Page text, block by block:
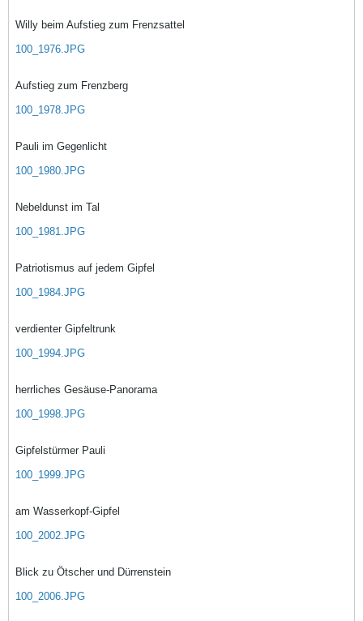
Willy beim Aufstieg zum Frenzsattel
100_1976.JPG
Aufstieg zum Frenzberg
100_1978.JPG
Pauli im Gegenlicht
100_1980.JPG
Nebeldunst im Tal
100_1981.JPG
Patriotismus auf jedem Gipfel
100_1984.JPG
verdienter Gipfeltrunk
100_1994.JPG
herrliches Gesäuse-Panorama
100_1998.JPG
Gipfelstürmer Pauli
100_1999.JPG
am Wasserkopf-Gipfel
100_2002.JPG
Blick zu Ötscher und Dürrenstein
100_2006.JPG